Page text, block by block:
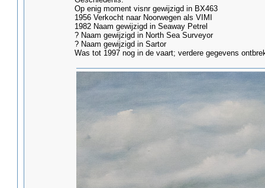
Op enig moment visnr gewijzigd in BX463
1956 Verkocht naar Noorwegen als VIMI
1982 Naam gewijzigd in Seaway Petrel
? Naam gewijzigd in North Sea Surveyor
? Naam gewijzigd in Sartor
Was tot 1997 nog in de vaart; verdere gegevens